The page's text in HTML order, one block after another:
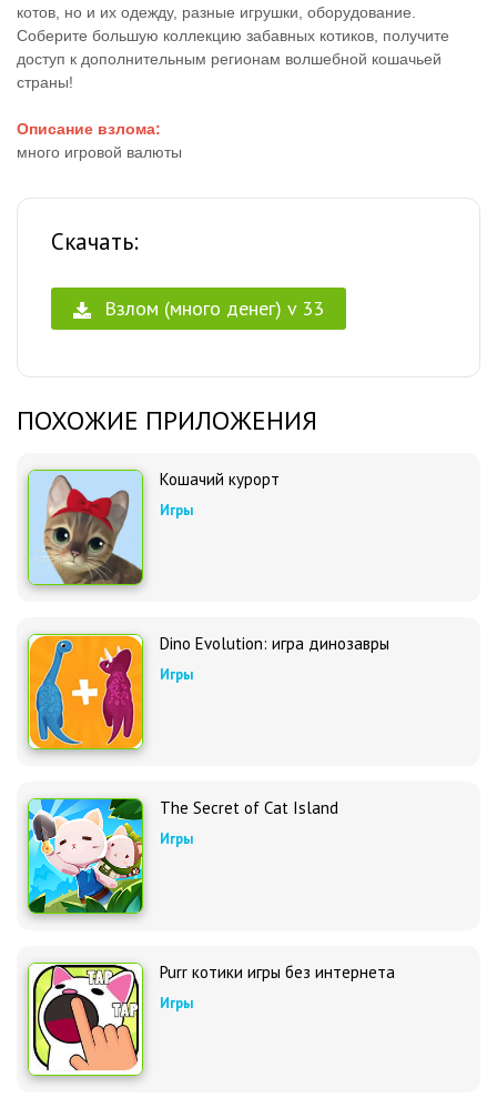
котов, но и их одежду, разные игрушки, оборудование.
Соберите большую коллекцию забавных котиков, получите
доступ к дополнительным регионам волшебной кошачьей
страны!
Описание взлома:
много игровой валюты
Скачать:
Взлом (много денег) v 33
ПОХОЖИЕ ПРИЛОЖЕНИЯ
Кошачий курорт
Игры
Dino Evolution: игра динозавры
Игры
The Secret of Cat Island
Игры
Purr котики игры без интернета
Игры